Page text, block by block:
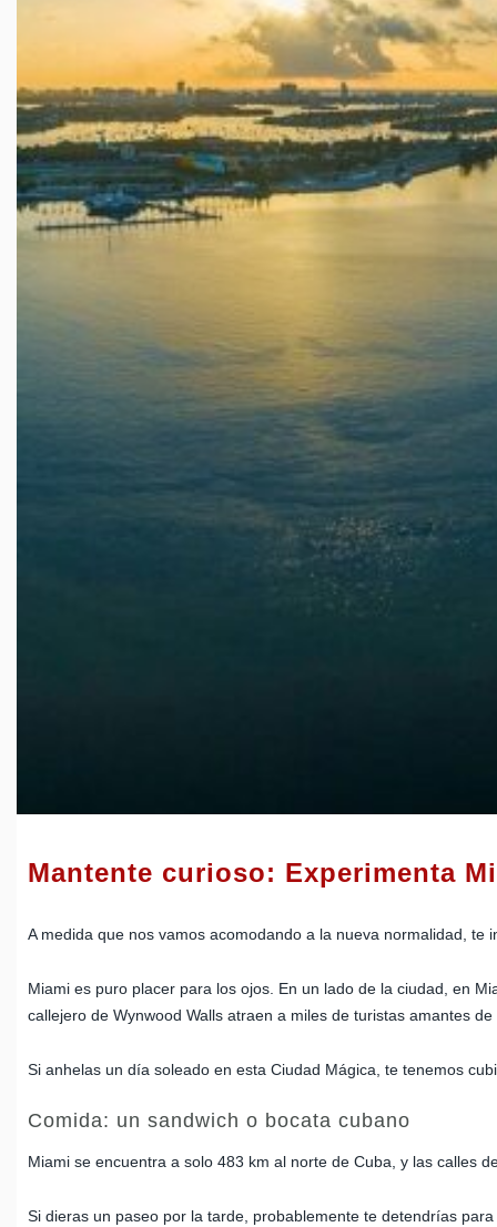
Mantente curioso: Experimenta
A medida que nos vamos acomodando a la nueva normalidad,
Miami es puro placer para los ojos. En un lado de la ciudad, en
callejero de Wynwood Walls atraen a miles de turistas amantes
Si anhelas un día soleado en esta Ciudad Mágica, te tenemos
Comida: un sandwich o bocata cubano
Miami se encuentra a solo 483 km al norte de Cuba, y las calles
Si dieras un paseo por la tarde, probablemente te detendrías